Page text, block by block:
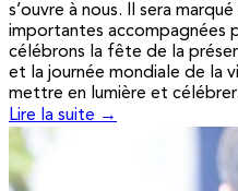
s’ouvre à nous. Il sera
importantes accompagnées
célébrons la fête de la
et la journée mondiale de la
mettre en lumière et
Lire la suite →